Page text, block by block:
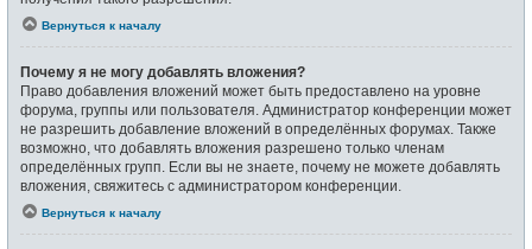
Вернуться к началу
Почему я не могу добавлять вложения?
Право добавления вложений может быть предоставлено на уровне
форума, группы или пользователя. Администратор конференции может
не разрешить добавление вложений в определённых форумах. Также
возможно, что добавлять вложения разрешено только членам
определённых групп. Если вы не знаете, почему не можете добавлять
вложения, свяжитесь с администратором конференции.
Вернуться к началу